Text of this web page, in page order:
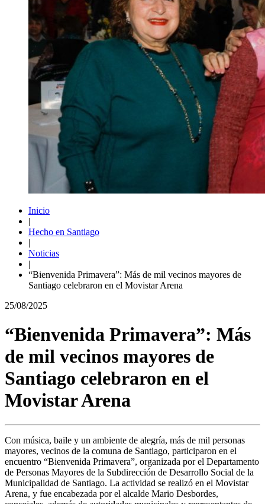
Inicio
|
Hecho en Santiago
|
Noticias
|
“Bienvenida Primavera”: Más de mil vecinos mayores de
Santiago celebraron en el Movistar Arena
25/08/2025
“Bienvenida Primavera”: Más
de mil vecinos mayores de
Santiago celebraron en el
Movistar Arena
Con música, baile y un ambiente de alegría, más de mil personas
mayores, vecinos de la comuna de Santiago, participaron en el
encuentro “Bienvenida Primavera”, organizada por el Departamento
de Personas Mayores de la Subdirección de Desarrollo Social de la
Municipalidad de Santiago. La actividad se realizó en el Movistar
Arena, y fue encabezada por el alcalde Mario Desbordes,